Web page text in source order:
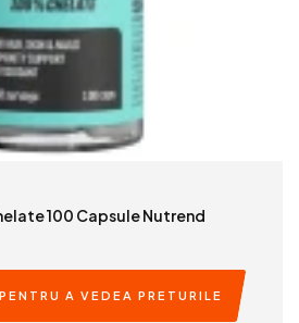
100 Capsule Nutrend
A VEDEA PRETURILE